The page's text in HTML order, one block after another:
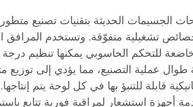
الجسيمات الحديثة بتقنيات تصنيع
تشغيلية متفوّقة. وتستخدم المرافق
للتحكم الحاسوبي يمكنها تنظيم
طوال عملية التصنيع، مما يؤدي إلى توزيع
قابلة للتنبؤ بها في كل لوحة يتم
أجهزة استشعار لمراقبة فورية تتابع